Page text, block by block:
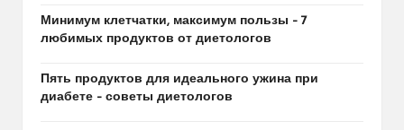
Минимум клетчатки, максимум пользы – 7
любимых продуктов от диетологов
Пять продуктов для идеального ужина при
диабете – советы диетологов